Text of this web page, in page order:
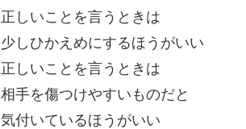
正しいことを言うときは
少しひかえめにするほうがいい
正しいことを言うときは
相手を傷つけやすいものだと
気付いているほうがいい